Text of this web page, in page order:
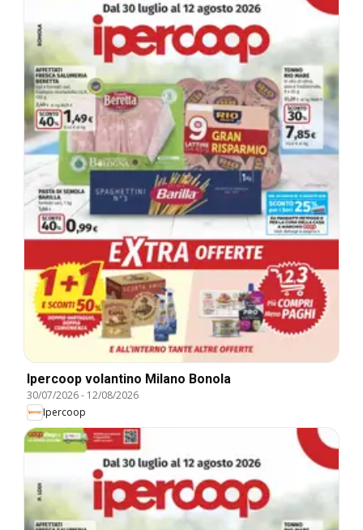
Ipercoop volantino Milano Bonola
30/07/2026- 12/08/2026
Ipercoop